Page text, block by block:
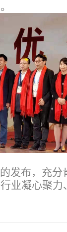
发布，充
业凝心聚